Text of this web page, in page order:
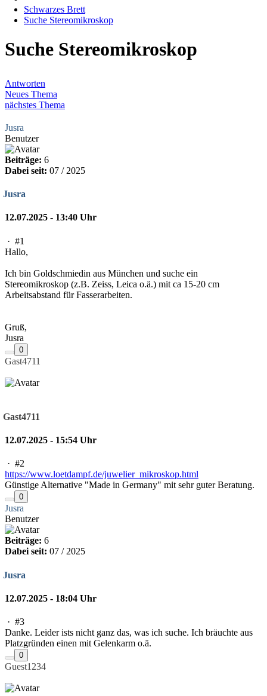
Schwarzes Brett
Suche Stereomikroskop
Suche Stereomikroskop
Antworten
Neues Thema
nächstes Thema
Jusra
Benutzer
Beiträge: 6
Dabei seit: 07 / 2025
Jusra
12.07.2025 - 13:40 Uhr
· #1
Hallo,
Ich bin Goldschmiedin aus München und suche ein
Stereomikroskop (z.B. Zeiss, Leica o.ä.) mit ca 15-20 cm
Arbeitsabstand für Fasserarbeiten.
Gruß,
Jusra
0
Gast4711
Gast4711
12.07.2025 - 15:54 Uhr
· #2
https://www.loetdampf.de/juwelier_mikroskop.html
Günstige Alternative "Made in Germany" mit sehr guter Beratung.
0
Jusra
Benutzer
Beiträge: 6
Dabei seit: 07 / 2025
Jusra
12.07.2025 - 18:04 Uhr
· #3
Danke. Leider ists nicht ganz das, was ich suche. Ich bräuchte aus
Platzgründen einen mit Gelenkarm o.ä.
0
Guest1234